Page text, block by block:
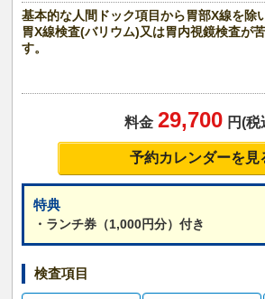
基本的な人間ドック項目から胃部X線を除
胃X線検査(バリウム)又は胃内視鏡検査が
す。
料金 29,700 円(税
予約カレンダーを見
特典
・ランチ券（1,000円分）付き
検査項目